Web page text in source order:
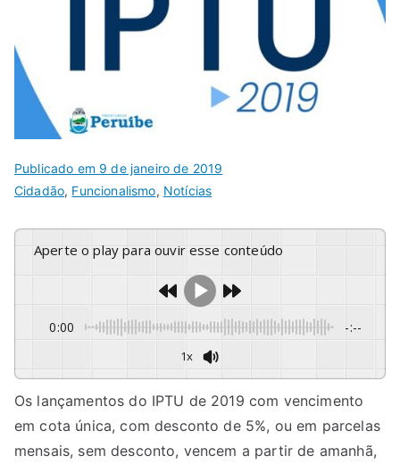
Publicado em 9 de janeiro de 2019
Cidadão, Funcionalismo, Notícias
Aperte o play para ouvir esse conteúdo
0:00 -:--
1x
Os lançamentos do IPTU de 2019 com vencimento
em cota única, com desconto de 5%, ou em parcelas
mensais, sem desconto, vencem a partir de amanhã,